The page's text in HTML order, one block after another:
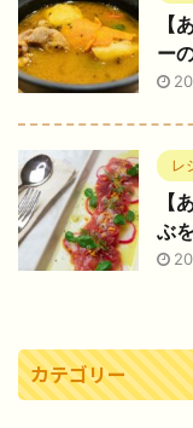
【
ー
レ
【
ぶ
カテゴリー